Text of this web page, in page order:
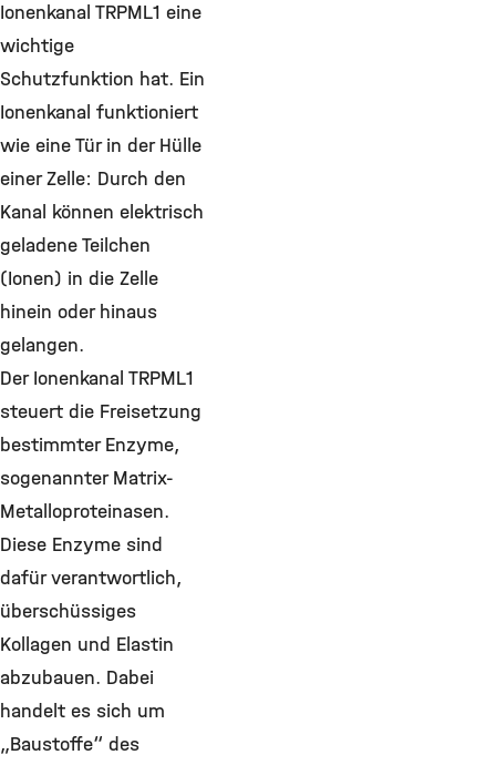
Ionenkanal TRPML1 eine
wichtige
Schutzfunktion hat. Ein
Ionenkanal funktioniert
wie eine Tür in der Hülle
einer Zelle: Durch den
Kanal können elektrisch
geladene Teilchen
(Ionen) in die Zelle
hinein oder hinaus
gelangen.
Der Ionenkanal TRPML1
steuert die Freisetzung
bestimmter Enzyme,
sogenannter Matrix-
Metalloproteinasen.
Diese Enzyme sind
dafür verantwortlich,
überschüssiges
Kollagen und Elastin
abzubauen. Dabei
handelt es sich um
„Baustoffe“ des